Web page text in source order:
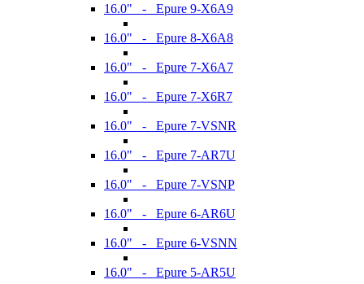
16.0" - Epure 9-X6A9
16.0" - Epure 8-X6A8
16.0" - Epure 7-X6A7
16.0" - Epure 7-X6R7
16.0" - Epure 7-VSNR
16.0" - Epure 7-AR7U
16.0" - Epure 7-VSNP
16.0" - Epure 6-AR6U
16.0" - Epure 6-VSNN
16.0" - Epure 5-AR5U